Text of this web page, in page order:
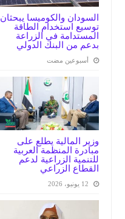
السودان والكوميسا يبحثان
توسيع استخدام الطاقة
المستدامة في الزراعة
بدعم من البنك الدولي
‏أسبوعين مضت
وزير المالية يطلع على
مبادرة المنظمة العربية
للتنمية الزراعية لدعم
القطاع الزراعي
12 يونيو، 2026